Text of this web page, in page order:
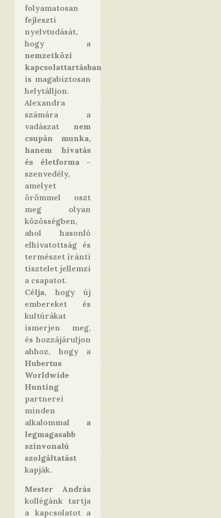
folyamatosan
fejleszti
nyelvtudását,
hogy a
nemzetközi
kapcsolattartásban
is magabiztosan
helytálljon.
Alexandra
számára a
vadászat nem
csupán munka,
hanem hivatás
és életforma–
szenvedély,
amelyet
örömmel oszt
meg olyan
közösségben,
ahol hasonló
elhivatottság és
természet iránti
tisztelet jellemzi
a csapatot.
Célja, hogy új
embereket és
kultúrákat
ismerjen meg,
és hozzájáruljon
ahhoz, hogy a
Hubertus
Worldwide
Hunting
partnerei
minden
alkalommal a
legmagasabb
színvonalú
szolgáltatást
kapják.
Mester András
kollégánk tartja
a kapcsolatot a